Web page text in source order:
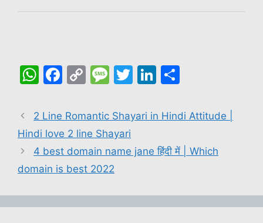
W
at
s
A
p
F
c
e
b
o
k
C
p
y
Li
n
M
s
s
a
g
T
itt
Li
k
dI
ar
2 Line Romantic Shayari in Hindi Attitude |
Hindi love 2 line Shayari
4 best domain name jane हिंदी में | Which
domain is best 2022